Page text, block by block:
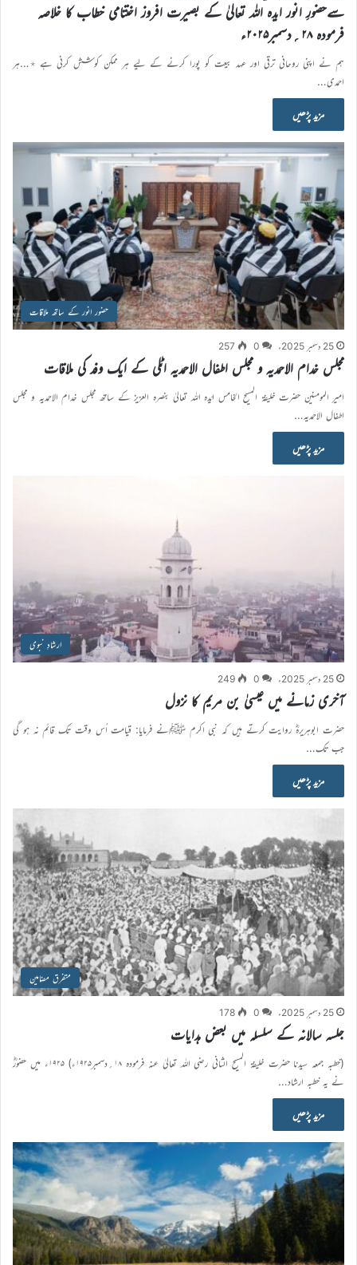
سےحضورِ انور ایدہ اللہ تعالیٰ کے بصیرت افروز اختتامی خطاب کا خلاصہ
فرمودہ ۲۸؍دسمبر۲۰۲۵ء
ہم نے اپنی روحانی ترقی اور عہد بیعت کو پورا کرنے کے لیے ہر ممکن کوشش کرنی ہے ٭…ہر
احمدی…
مزید پڑھیں
حضور انور کے ساتھ ملاقات
25 دسمبر 2025ء 0
257
مجلس خدام الاحمدیہ و مجلس اطفال الاحمدیہ اٹلی کے ایک وفد کی ملاقات
امیر المومنین حضرت خلیفۃ المسیح الخامس ایّدہ اللہ تعالیٰ بنصرہ العزیز کے ساتھ مجلس خدام الاحمدیہ و مجلس
اطفال الاحمدیہ…
مزید پڑھیں
ارشادِ نبوی
25 دسمبر 2025ء 0
249
آخری زمانے میں عیسیٰ بن مریم کا نزول
حضرت ابوہریرہؓ روایت کرتے ہیں کہ نبی اکرم ﷺنے فرمایا: قیامت اُس وقت تک قائم نہ ہو گی
جب تک…
مزید پڑھیں
متفرق مضامین
25 دسمبر 2025ء 0
178
جلسہ سالانہ کے سلسلہ میں بعض ہدایات
(خطبہ جمعہ سیدنا حضرت خلیفۃ المسیح الثانی رضی اللہ تعالیٰ عنہ فرمودہ ۱۸؍دسمبر۱۹۲۵ء) ۱۹۲۵ء میں حضورؓ
نے یہ خطبہ ارشاد…
مزید پڑھیں